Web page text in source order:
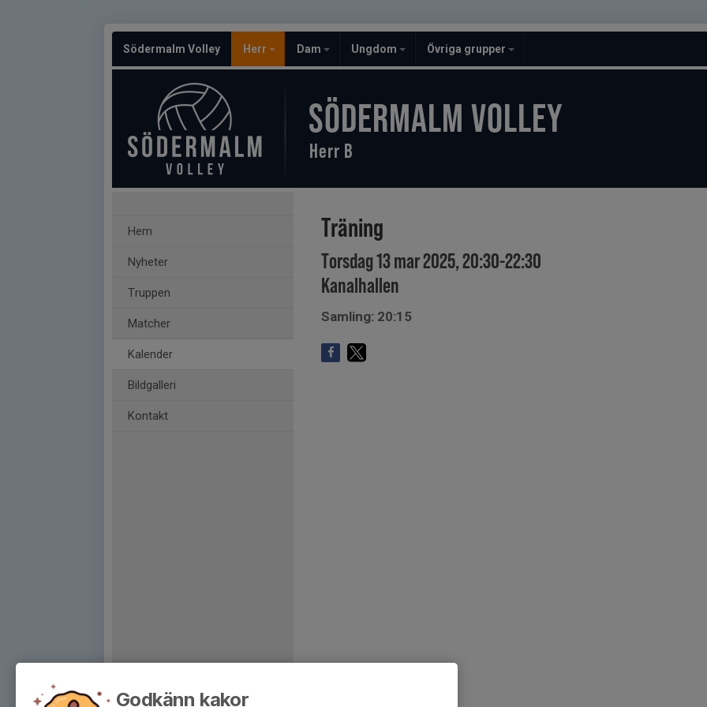
Södermalm Volley Herr Dam Ungdom Övriga grupper
SÖDERMALM VOLLEY
Herr B
Hem
Nyheter
Truppen
Matcher
Kalender
Bildgalleri
Kontakt
Träning
Torsdag 13 mar 2025, 20:30-22:30
Kanalhallen
Samling: 20:15
Godkänn kakor